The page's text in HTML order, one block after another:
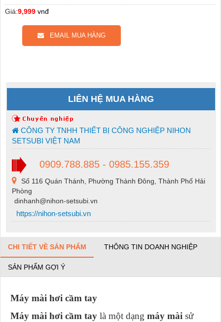
Giá:9,999 vnđ
EMAIL MUA HÀNG
LIÊN HỆ MUA HÀNG
CÔNG TY TNHH THIẾT BỊ CÔNG NGHIỆP NIHON
SETSUBI VIỆT NAM
0909.788.885 - 0985.155.359
Số 116 Quán Thánh, Phường Thành Đông, Thành Phố Hải
Phòng
dinhanh@nihon-setsubi.vn
https://nihon-setsubi.vn
CHI TIẾT VỀ SẢN PHẨM THÔNG TIN DOANH NGHIỆP
SẢN PHẨM GỢI Ý
Máy mài hơi cầm tay
Máy mài hơi cầm tay là một dạng máy mài sử